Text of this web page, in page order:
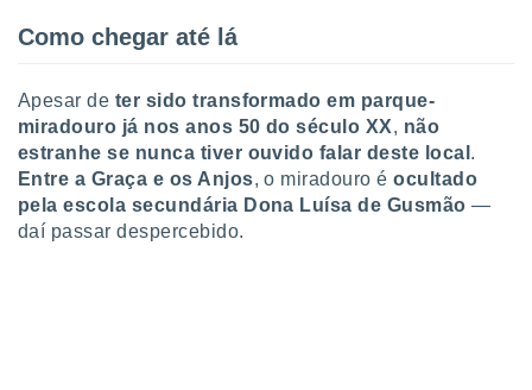
criar
medir
Como chegar até lá
Apesar de ter sido transformado em parque-
miradouro já nos anos 50 do século XX, não
estranhe se nunca tiver ouvido falar deste local .
Entre a Graça e os Anjos, o miradouro éocultado
pela escola secundária Dona Luísa de Gusmão—
daí passar despercebido.